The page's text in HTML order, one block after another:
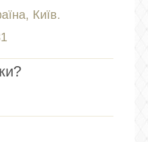
Київ.